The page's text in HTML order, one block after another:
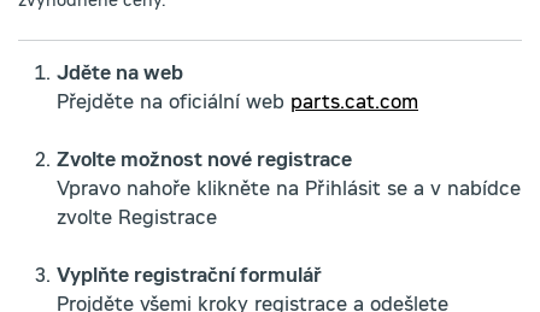
Jděte na web
Přejděte na oficiální web parts.cat.com
Zvolte možnost nové registrace
Vpravo nahoře klikněte na Přihlásit se a v nabídce
zvolte Registrace
Vyplňte registrační formulář
Projděte všemi kroky registrace a odešlete